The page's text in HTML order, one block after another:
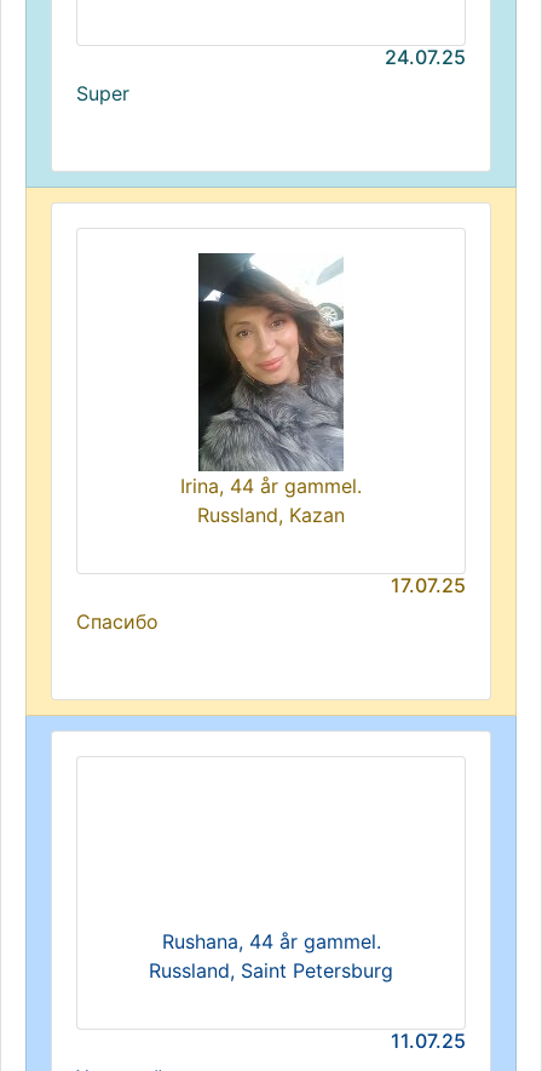
24.07.25
Super
Irina, 44 år gammel.
Russland, Kazan
17.07.25
Спасибо
Rushana, 44 år gammel.
Russland, Saint Petersburg
11.07.25